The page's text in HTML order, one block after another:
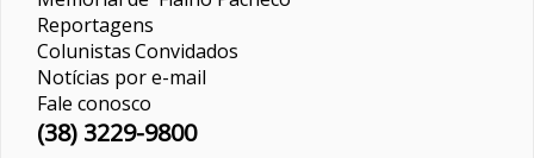
Reportagens
ColunistasConvidados
Notícias por e-mail
Fale conosco
(38) 3229-9800